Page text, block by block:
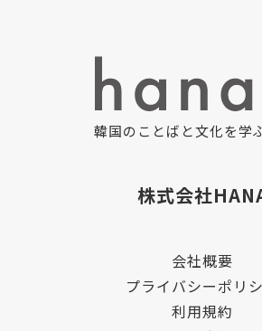
韓国のことばと文化を学
株式会社
会社概要
プライバシーポリ
利用規約